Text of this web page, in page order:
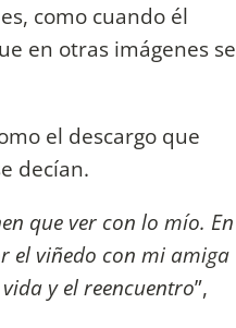
como cuando él
en otras imágenes se
el descargo que
decían.
que ver con lo mío. En
el viñedo con mi amiga
y el reencuentro”,